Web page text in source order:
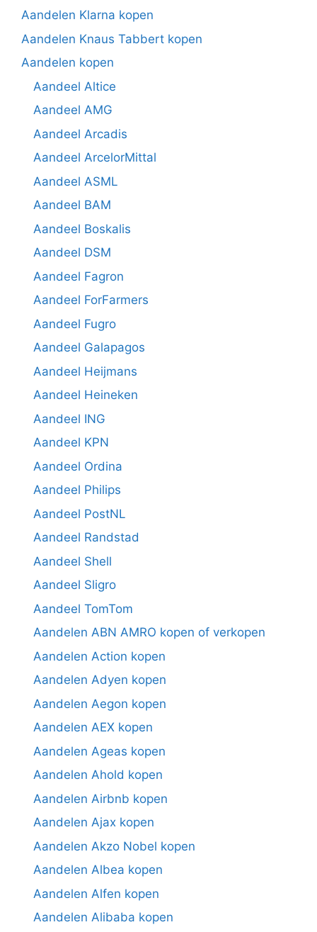
Aandelen Klarna kopen
Aandelen Knaus Tabbert kopen
Aandelen kopen
Aandeel Altice
Aandeel AMG
Aandeel Arcadis
Aandeel ArcelorMittal
Aandeel ASML
Aandeel BAM
Aandeel Boskalis
Aandeel DSM
Aandeel Fagron
Aandeel ForFarmers
Aandeel Fugro
Aandeel Galapagos
Aandeel Heijmans
Aandeel Heineken
Aandeel ING
Aandeel KPN
Aandeel Ordina
Aandeel Philips
Aandeel PostNL
Aandeel Randstad
Aandeel Shell
Aandeel Sligro
Aandeel TomTom
Aandelen ABN AMRO kopen of verkopen
Aandelen Action kopen
Aandelen Adyen kopen
Aandelen Aegon kopen
Aandelen AEX kopen
Aandelen Ageas kopen
Aandelen Ahold kopen
Aandelen Airbnb kopen
Aandelen Ajax kopen
Aandelen Akzo Nobel kopen
Aandelen Albea kopen
Aandelen Alfen kopen
Aandelen Alibaba kopen